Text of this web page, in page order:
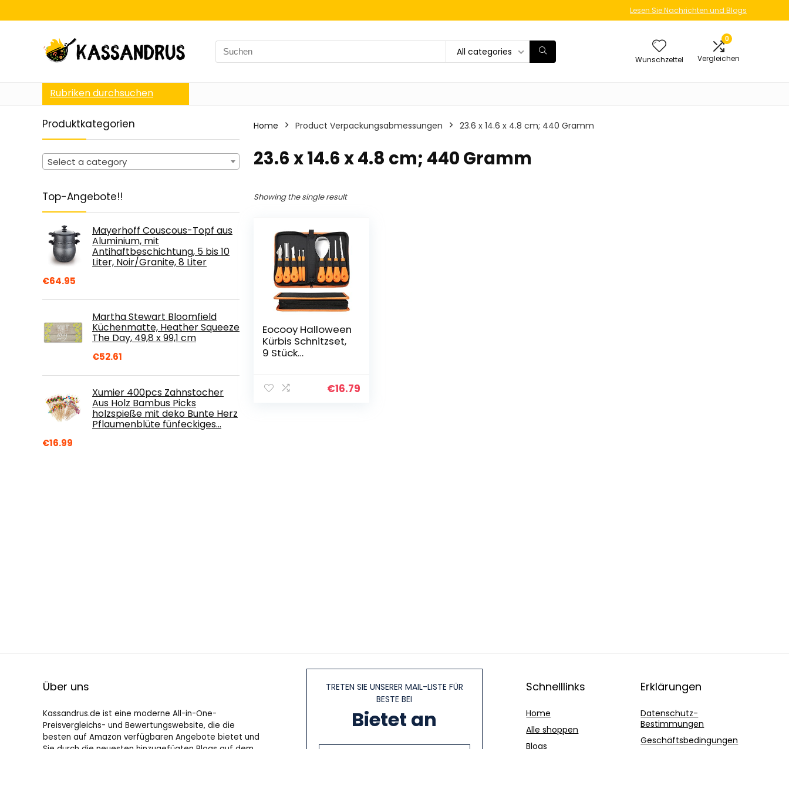
Lesen Sie Nachrichten und Blogs
Search
for:
All categories
Wunschzettel
0
Vergleichen
Rubriken durchsuchen
Produktkategorien
Select a category
Top-Angebote!!
Mayerhoff Couscous-Topf aus
Aluminium, mit
Antihaftbeschichtung, 5 bis 10
Liter, Noir/Granite, 8 Liter
€64.95
Martha Stewart Bloomfield
Küchenmatte, Heather Squeeze
The Day, 49,8 x 99,1 cm
€52.61
Xumier 400pcs Zahnstocher
Aus Holz Bambus Picks
holzspieße mit deko Bunte Herz
Pflaumenblüte fünfeckiges…
€16.99
Home Product Verpackungsabmessungen ‎23.6 x 14.6 x 4.8 cm; 440 Gramm
‎23.6 x 14.6 x 4.8 cm; 440 Gramm
Showing the single result
Eocooy Halloween
Kürbis Schnitzset,
9 Stück
Kürbis
€16.79
Über uns
Kassandrus.de ist eine moderne All-in-One-
Preisvergleichs- und Bewertungswebsite, die die
besten auf Amazon verfügbaren Angebote bietet und
Sie durch die neuesten hinzugefügten Blogs auf dem
TRETEN SIE UNSERER MAIL-LISTE FÜR
BESTE BEI
Bietet an
Schnelllinks
Home
Alle shoppen
Blogs
Erklärungen
Datenschutz-
Bestimmungen
Geschäftsbedingungen